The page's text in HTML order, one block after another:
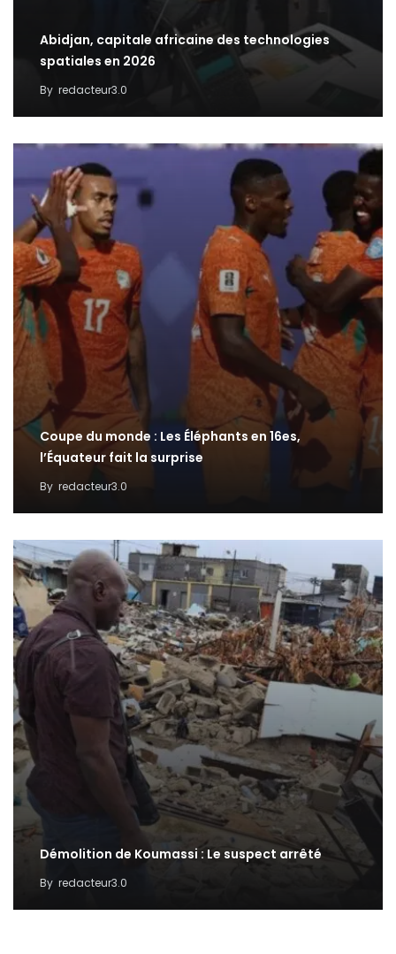
Abidjan, capitale africaine des technologies
spatiales en 2026
By redacteur3.0
Coupe du monde : Les Éléphants en 16es,
l’Équateur fait la surprise
By redacteur3.0
Démolition de Koumassi : Le suspect arrêté
By redacteur3.0